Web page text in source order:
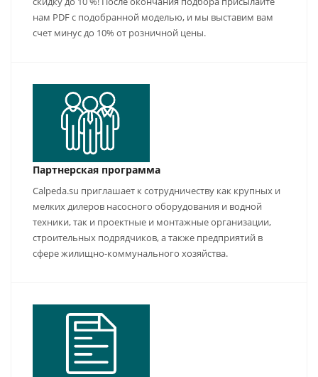
нам PDF с подобранной моделью, и мы выставим вам
счет минус до 10% от розничной цены.
Партнерская программа
Calpeda.su приглашает к сотрудничеству как крупных и
мелких дилеров насосного оборудования и водной
техники, так и проектные и монтажные организации,
строительных подрядчиков, а также предприятий в
сфере жилищно-коммунального хозяйства.